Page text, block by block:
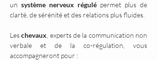
un système nerveux régulé permet plus de
clarté, de sérénité et des relations plus fluides.
Les chevaux , experts de la communication non
verbale et de la co-régulation, vous
accompagneront pour :